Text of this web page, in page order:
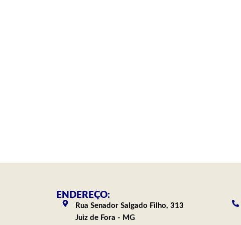
ENDEREÇO:
Rua Senador Salgado Filho, 313
Juiz de Fora - MG